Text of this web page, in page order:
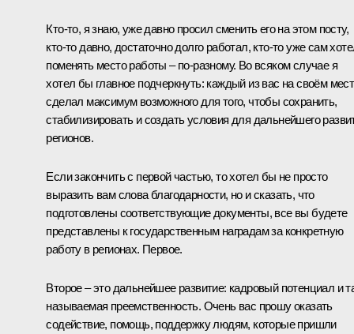
Кто-то, я знаю, уже давно просил сменить его на этом посту,
кто-то давно, достаточно долго работал, кто-то уже сам
поменять место работы – по-разному. Во всяком случае я
хотел бы главное подчеркнуть: каждый из вас на своём
сделал максимум возможного для того, чтобы сохранить,
стабилизировать и создать условия для дальнейшего
регионов.
Если закончить с первой частью, то хотел бы не просто
выразить вам слова благодарности, но и сказать, что
подготовлены соответствующие документы, все вы будете
представлены к государственным наградам за конкретную
работу в регионах. Первое.
Второе – это дальнейшее развитие: кадровый потенциал и
называемая преемственность. Очень вас прошу оказать
содействие, помощь, поддержку людям, которые пришли